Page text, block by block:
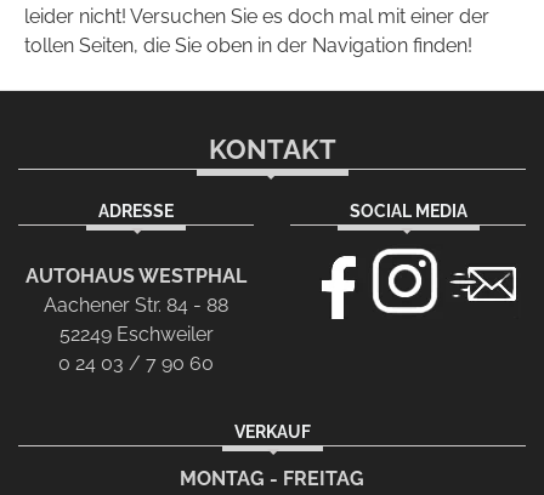
leider nicht! Versuchen Sie es doch mal mit einer der
tollen Seiten, die Sie oben in der Navigation finden!
KONTAKT
ADRESSE
AUTOHAUS WESTPHAL
Aachener Str. 84 - 88
52249 Eschweiler
0 24 03 / 7 90 60
SOCIAL MEDIA
VERKAUF
MONTAG - FREITAG